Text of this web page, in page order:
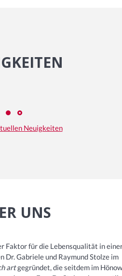
Neuigkeiten
UNS
Faktor für die Lebensqualität in
Dr. Gabriele und Raymund Stolze im
artgegründet, die seitdem im